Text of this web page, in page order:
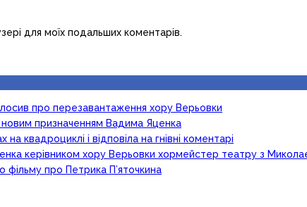
для моїх подальших коментарів.
про перезавантаження хору Верьовки
новим призначенням Вадима Яценка
квадроциклі і відповіла на гнівні коментарі
керівником хору Верьовки хормейстер театру з
фільму про Петрика П’яточкина